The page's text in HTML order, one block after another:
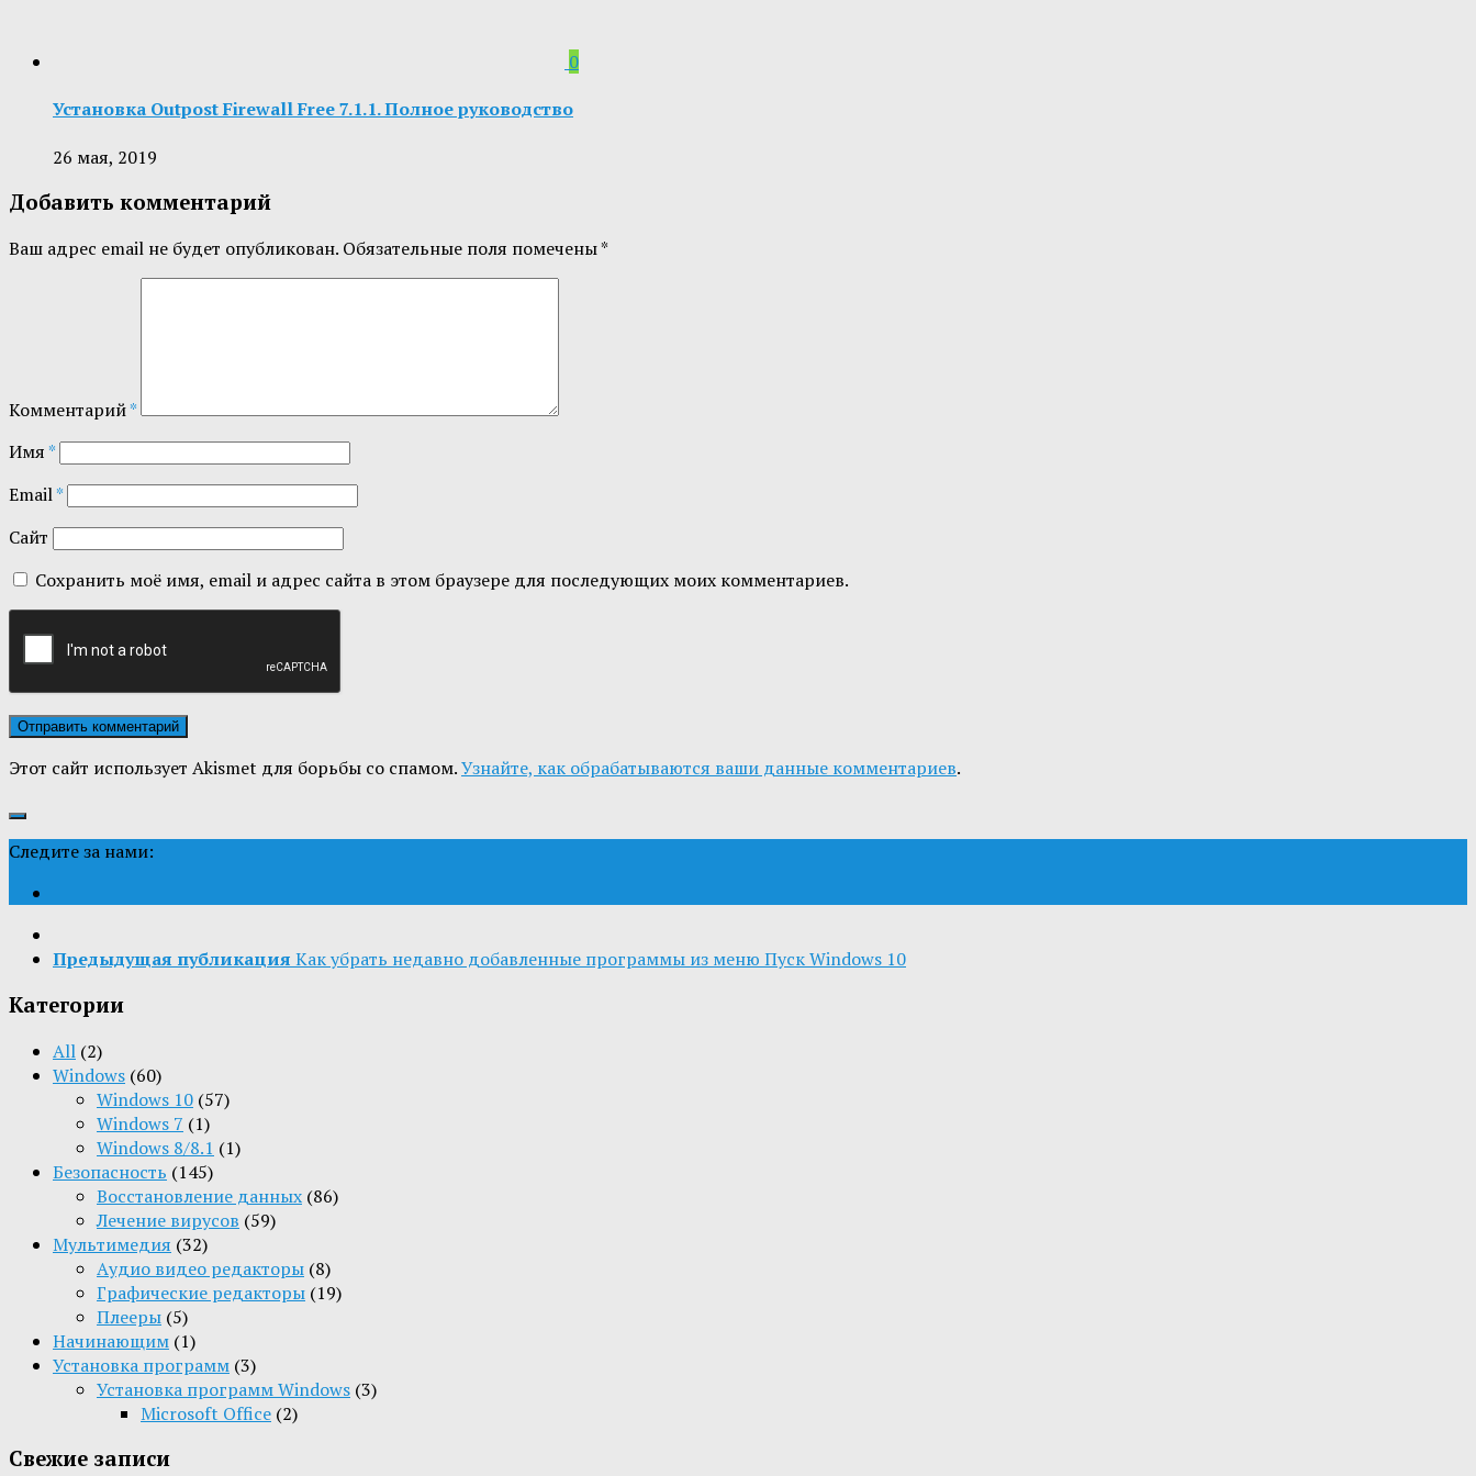
0
Установка Outpost Firewall Free 7.1.1. Полное руководство
26 мая, 2019
Добавить комментарий
Ваш адрес email не будет опубликован. Обязательные поля помечены*
Комментарий*
Имя*
Email*
Сайт
Сохранить моё имя, email и адрес сайта в этом браузере для последующих моих комментариев.
Этот сайт использует Akismet для борьбы со спамом.Узнайте, как обрабатываются ваши данные комментариев.
Следите за нами:
Предыдущая публикация Как убрать недавно добавленные программы из меню Пуск Windows 10
Категории
All (2)
Windows (60)
Windows 10 (57)
Windows 7 (1)
Windows 8/8.1 (1)
Безопасность (145)
Восстановление данных (86)
Лечение вирусов (59)
Мультимедия (32)
Aудио видео редакторы (8)
Графические редакторы (19)
Плееры (5)
Начинающим (1)
Установка программ (3)
Установка программ Windows (3)
Microsoft Office (2)
Свежие записи